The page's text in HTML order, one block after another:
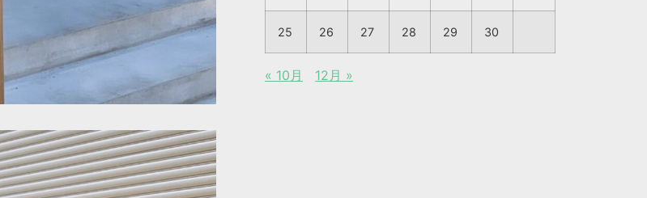
25 26 27 28 29 30
« 10月 12月 »